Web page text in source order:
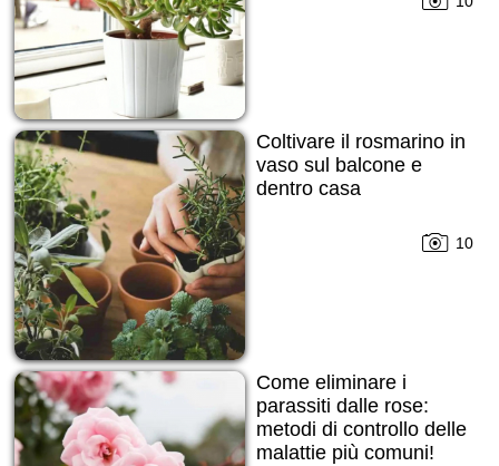
Coltivare il rosmarino in
vaso sul balcone e
dentro casa
10
Come eliminare i
parassiti dalle rose:
metodi di controllo delle
malattie più comuni!